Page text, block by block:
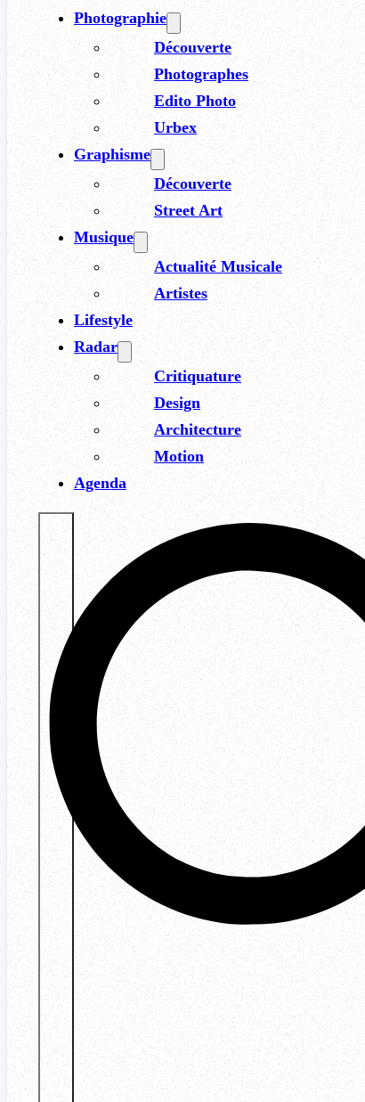
Photographie
Découverte
Photographes
Edito Photo
Urbex
Graphisme
Découverte
Street Art
Musique
Actualité Musicale
Artistes
Lifestyle
Radar
Critiquature
Design
Architecture
Motion
Agenda